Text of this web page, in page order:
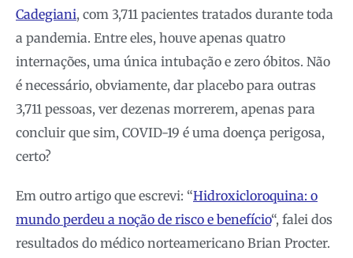
Cadegiani, com 3,711 pacientes tratados durante toda
a pandemia. Entre eles, houve apenas quatro
internações, uma única intubação e zero óbitos. Não
é necessário, obviamente, dar placebo para outras
3,711 pessoas, ver dezenas morrerem, apenas para
concluir que sim, COVID-19 é uma doença perigosa,
certo?
Em outro artigo que escrevi: “Hidroxicloroquina: o
mundo perdeu a noção de risco e benefício“, falei dos
resultados do médico norteamericano Brian Procter.